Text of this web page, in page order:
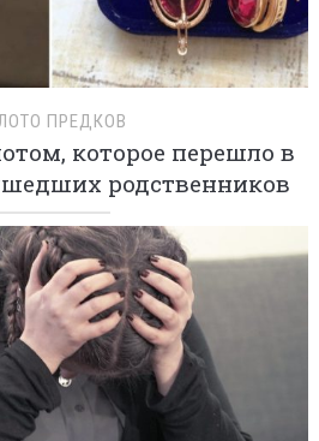
ПРЕДКОВ
которое перешло в
родственников